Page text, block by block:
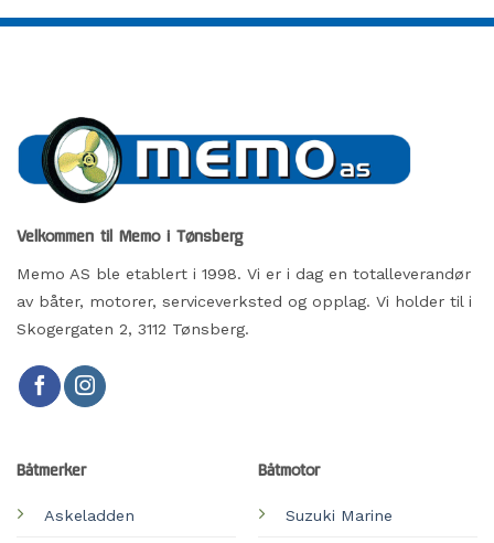
Velkommen til Memo i Tønsberg
Memo AS ble etablert i 1998. Vi er i dag en totalleverandør
av båter, motorer, serviceverksted og opplag. Vi holder til i
Skogergaten 2, 3112 Tønsberg.
Båtmerker
Askeladden
Båtmotor
Suzuki Marine